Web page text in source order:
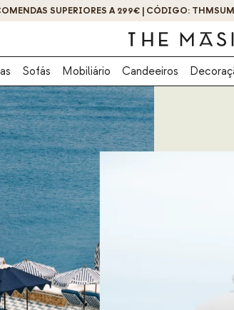
OBTENHA 10% DE DESCONTO AO SE
Sofás Mobiliário Candeeiros